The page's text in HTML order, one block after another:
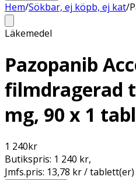
Hem/Sökbar, ej köpb, ej kat/
Läkemedel
Pazopanib
filmdragerad
mg, 90 x 1
1 240kr
Butikspris: 1 240 kr,
Jmfs.pris: 13,78 kr / tablett(er)